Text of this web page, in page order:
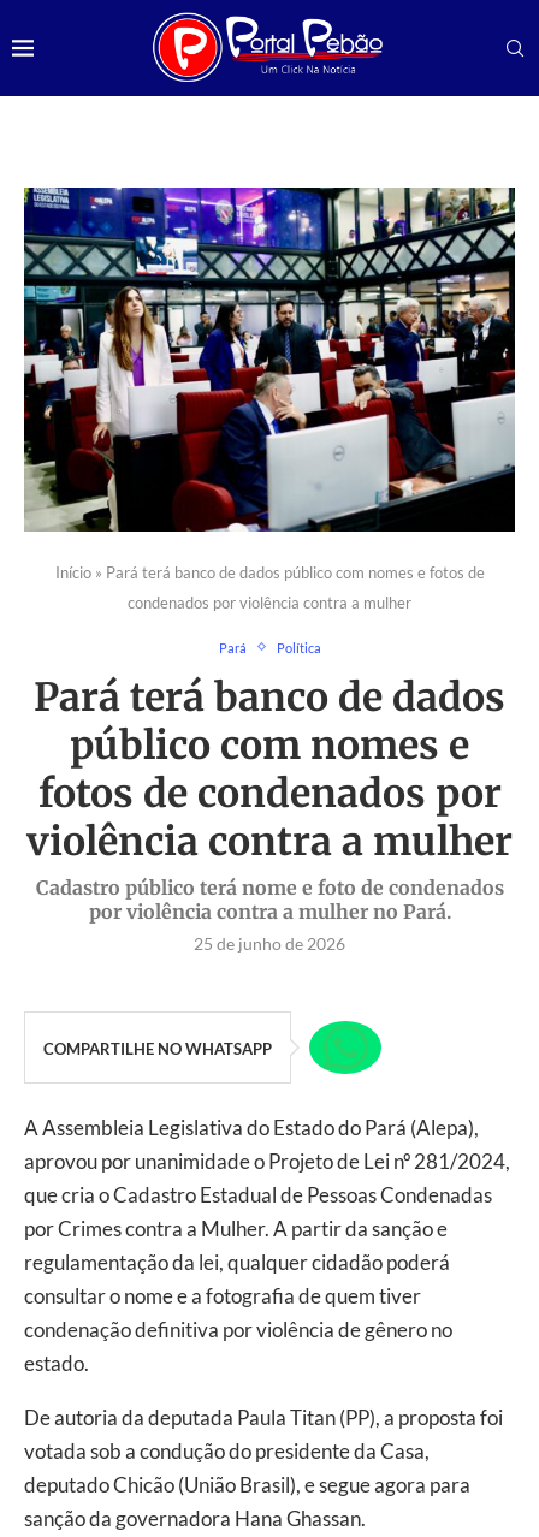
Início» Pará terá banco de dados público com nomes e fotos de
condenados por violência contra a mulher
Pará Política
Pará terá banco de dados
público com nomes e
fotos de condenados por
violência contra a mulher
Cadastro público terá nome e foto de condenados
por violência contra a mulher no Pará.
25 de junho de 2026
COMPARTILHE NO WHATSAPP
A Assembleia Legislativa do Estado do Pará (Alepa),
aprovou por unanimidade o Projeto de Lei nº 281/2024,
que cria o Cadastro Estadual de Pessoas Condenadas
por Crimes contra a Mulher. A partir da sanção e
regulamentação da lei, qualquer cidadão poderá
consultar o nome e a fotografia de quem tiver
condenação definitiva por violência de gênero no
estado.
De autoria da deputada Paula Titan (PP), a proposta foi
votada sob a condução do presidente da Casa,
deputado Chicão (União Brasil), e segue agora para
sanção da governadora Hana Ghassan.